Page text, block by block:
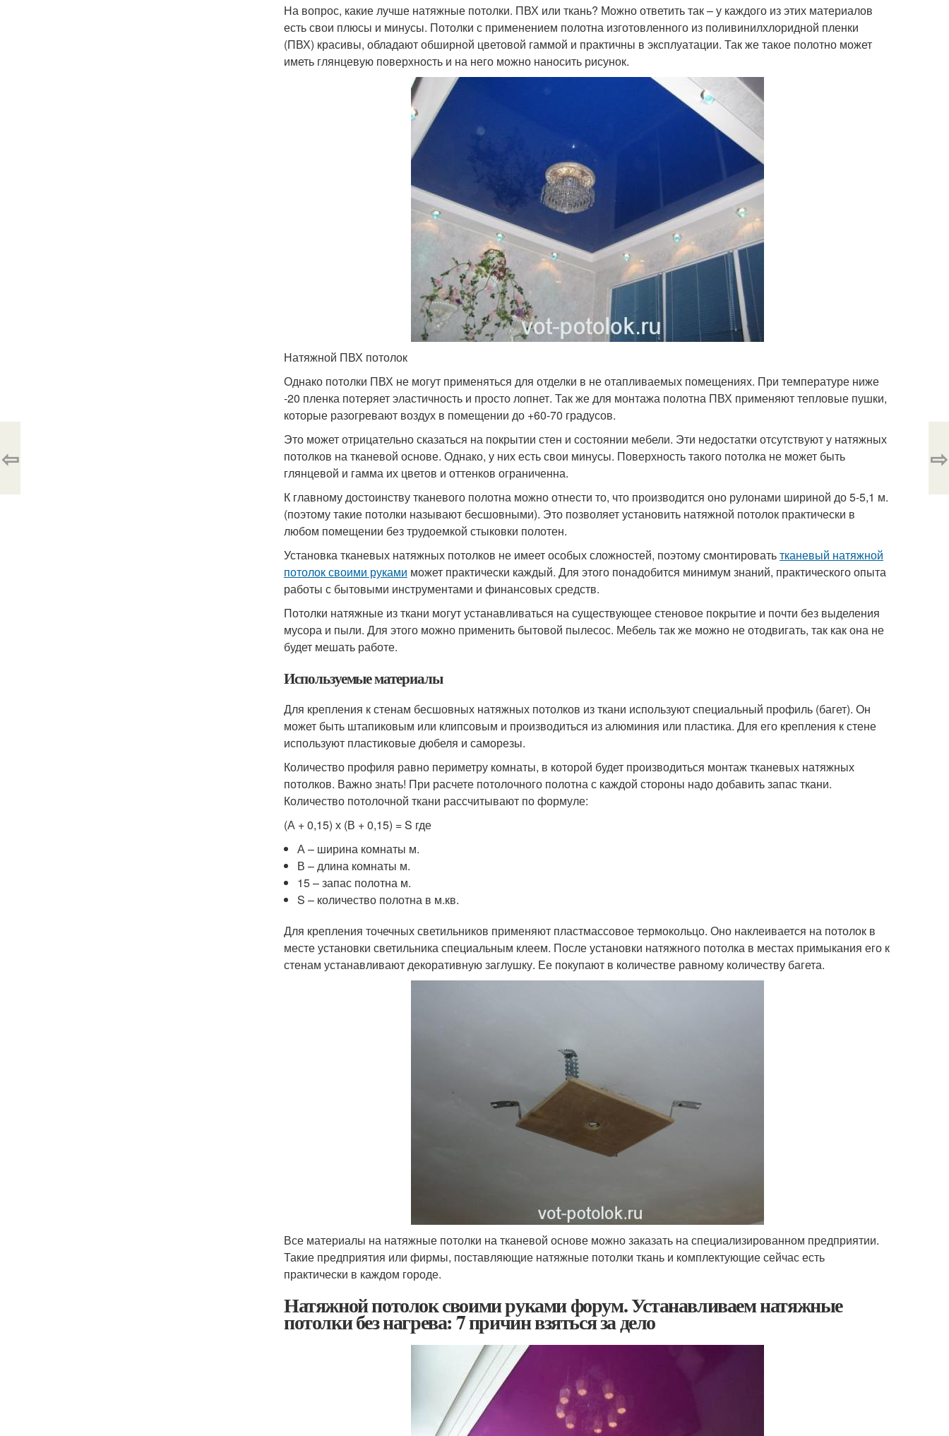
На вопрос, какие лучше натяжные потолки. ПВХ или ткань? Можно ответить так – у каждого из этих материалов
есть свои плюсы и минусы. Потолки с применением полотна изготовленного из поливинилхлоридной пленки
(ПВХ) красивы, обладают обширной цветовой гаммой и практичны в эксплуатации. Так же такое полотно может
иметь глянцевую поверхность и на него можно наносить рисунок.
Натяжной ПВХ потолок
Однако потолки ПВХ не могут применяться для отделки в не отапливаемых помещениях. При температуре ниже
-20 пленка потеряет эластичность и просто лопнет. Так же для монтажа полотна ПВХ применяют тепловые пушки,
которые разогревают воздух в помещении до +60-70 градусов.
Это может отрицательно сказаться на покрытии стен и состоянии мебели. Эти недостатки отсутствуют у натяжных
потолков на тканевой основе. Однако, у них есть свои минусы. Поверхность такого потолка не может быть
глянцевой и гамма их цветов и оттенков ограниченна.
К главному достоинству тканевого полотна можно отнести то, что производится оно рулонами шириной до 5-5,1 м.
(поэтому такие потолки называют бесшовными). Это позволяет установить натяжной потолок практически в
любом помещении без трудоемкой стыковки полотен.
Установка тканевых натяжных потолков не имеет особых сложностей, поэтому смонтироватьтканевый натяжной
потолок своими руками может практически каждый. Для этого понадобится минимум знаний, практического опыта
работы с бытовыми инструментами и финансовых средств.
Потолки натяжные из ткани могут устанавливаться на существующее стеновое покрытие и почти без выделения
мусора и пыли. Для этого можно применить бытовой пылесос. Мебель так же можно не отодвигать, так как она не
будет мешать работе.
Используемые материалы
Для крепления к стенам бесшовных натяжных потолков из ткани используют специальный профиль (багет). Он
может быть штапиковым или клипсовым и производиться из алюминия или пластика. Для его крепления к стене
используют пластиковые дюбеля и саморезы.
Количество профиля равно периметру комнаты, в которой будет производиться монтаж тканевых натяжных
потолков. Важно знать! При расчете потолочного полотна с каждой стороны надо добавить запас ткани.
Количество потолочной ткани рассчитывают по формуле:
(А + 0,15) х (В + 0,15) = S где
А – ширина комнаты м.
В – длина комнаты м.
15 – запас полотна м.
S – количество полотна в м.кв.
Для крепления точечных светильников применяют пластмассовое термокольцо. Оно наклеивается на потолок в
месте установки светильника специальным клеем. После установки натяжного потолка в местах примыкания его к
стенам устанавливают декоративную заглушку. Ее покупают в количестве равному количеству багета.
Все материалы на натяжные потолки на тканевой основе можно заказать на специализированном предприятии.
Такие предприятия или фирмы, поставляющие натяжные потолки ткань и комплектующие сейчас есть
практически в каждом городе.
Натяжной потолок своими руками форум. Устанавливаем натяжные
потолки без нагрева: 7 причин взяться за дело
⇦ ⇨